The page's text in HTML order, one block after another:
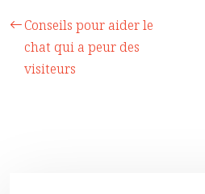
Conseils pour aider le
chat qui a peur des
visiteurs